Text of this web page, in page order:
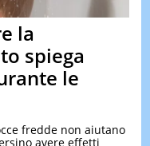
TEST
DI
la
spiega
le
fredde non aiutano
avere effetti